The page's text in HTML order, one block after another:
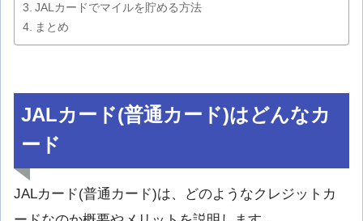
JALカードでマイルを貯める方法
まとめ
JALカード(普通カード)はどんなカ
ード
JALカード(普通カード)は、どのようなクレジットカ